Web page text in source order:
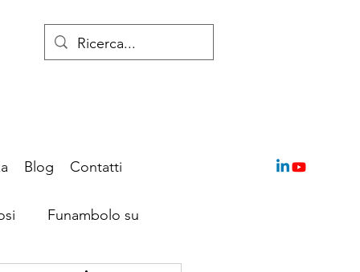
Blog Contatti
Funambolo su